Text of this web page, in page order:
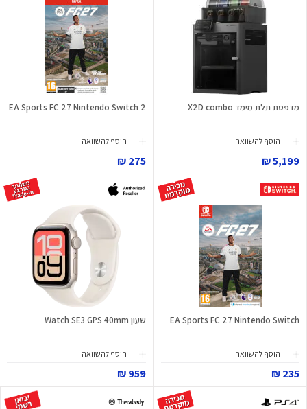
מדפסת תלת מימד X2D combo
הוסף להשוואה
5,199 ₪
EA Sports FC 27 Nintendo Switch 2
הוסף להשוואה
275 ₪
EA Sports FC 27 Nintendo Switch
הוסף להשוואה
235 ₪
שעון Watch SE3 GPS 40mm
הוסף להשוואה
959 ₪